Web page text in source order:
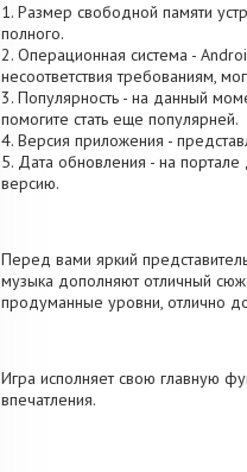
1. Размер свободной памяти
полного.
2. Операционная система -
несоответствия требованиям,
3. Популярность - на данный
помогите стать еще популярней.
4. Версия приложения -
5. Дата обновления - на портале
версию.
Перед вами яркий
музыка дополняют отличный
продуманные уровни, отлично
Игра исполняет свою главную
впечатления.